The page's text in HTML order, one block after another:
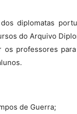
diplomatas
do Arquivo
os professores
de Guerra;